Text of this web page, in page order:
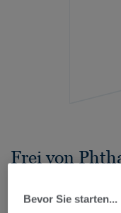
Frei von
Bevor Sie starten...